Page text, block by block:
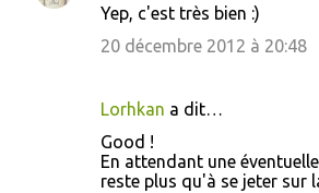
Yep, c'est très bien :)
20 décembre 2012 à 20:48
Lorhkan a dit…
Good !
En attendant une
reste plus qu'à se jeter sur